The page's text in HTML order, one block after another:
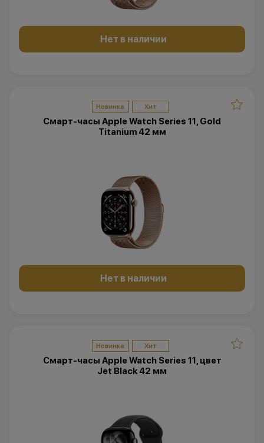
Нет в наличии
Новинка Хит
Смарт-часы Apple Watch Series 11, Gold
Titanium 42 мм
Нет в наличии
Новинка Хит
Смарт-часы Apple Watch Series 11, цвет
Jet Black 42 мм